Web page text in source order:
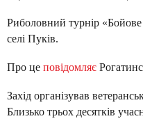
Риболовний турнір
селі Пуків.
Про це повідомляє
Захід організував
Близько трьох десятків